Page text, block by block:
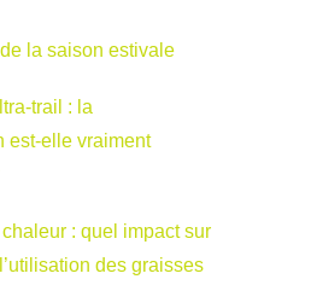
la saison estivale
trail : la
est-elle vraiment
: quel impact sur
des graisses